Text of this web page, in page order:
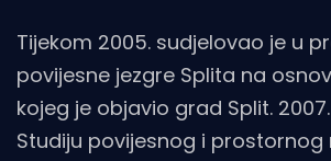
Tijekom 2005. sudjelovao je u
povijesne jezgre Splita na
kojeg je objavio grad Split.
Studiju povijesnog i prostornog